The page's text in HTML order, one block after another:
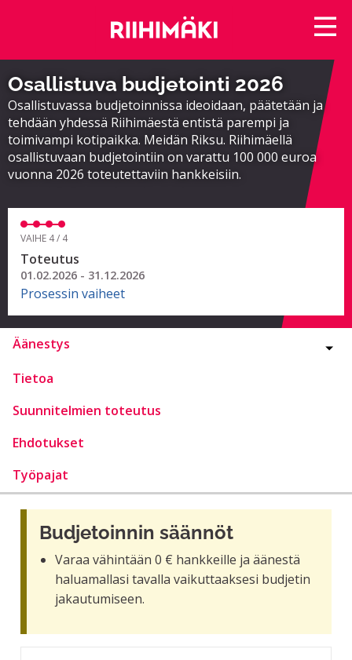
Osallistuva budjetointi 2026
Osallistuvassa budjetoinnissa ideoidaan, päätetään ja
tehdään yhdessä Riihimäestä entistä parempi ja
toimivampi kotipaikka. Meidän Riksu. Riihimäellä
osallistuvaan budjetointiin on varattu 100 000 euroa
vuonna 2026 toteutettaviin hankkeisiin.
VAIHE 4 / 4
Toteutus
01.02.2026 - 31.12.2026
Prosessin vaiheet
Äänestys
Tietoa
Suunnitelmien toteutus
Ehdotukset
Työpajat
Budjetoinnin säännöt
Varaa vähintään 0 € hankkeille ja äänestä
haluamallasi tavalla vaikuttaaksesi budjetin
jakautumiseen.